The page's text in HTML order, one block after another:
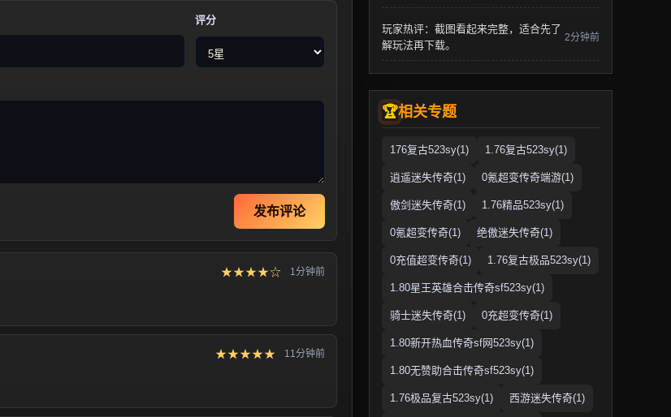
评分
发布评论
★★★★☆ 1分钟前
★★★★★ 11分钟前
玩家热评：截图看起来完整，适合先了
解玩法再下载。
2分钟前
相关专题
176复古523sy(1) 1.76复古523sy(1)
逍遥迷失传奇(1) 0氪超变传奇端游(1)
傲剑迷失传奇(1) 1.76精品523sy(1)
0氪超变传奇(1) 绝傲迷失传奇(1)
0充值超变传奇(1) 1.76复古极品523sy(1)
1.80星王英雄合击传奇sf523sy(1)
骑士迷失传奇(1) 0充超变传奇(1)
1.80新开热血传奇sf网523sy(1)
1.80无赞助合击传奇sf523sy(1)
1.76极品复古523sy(1) 西游迷失传奇(1)